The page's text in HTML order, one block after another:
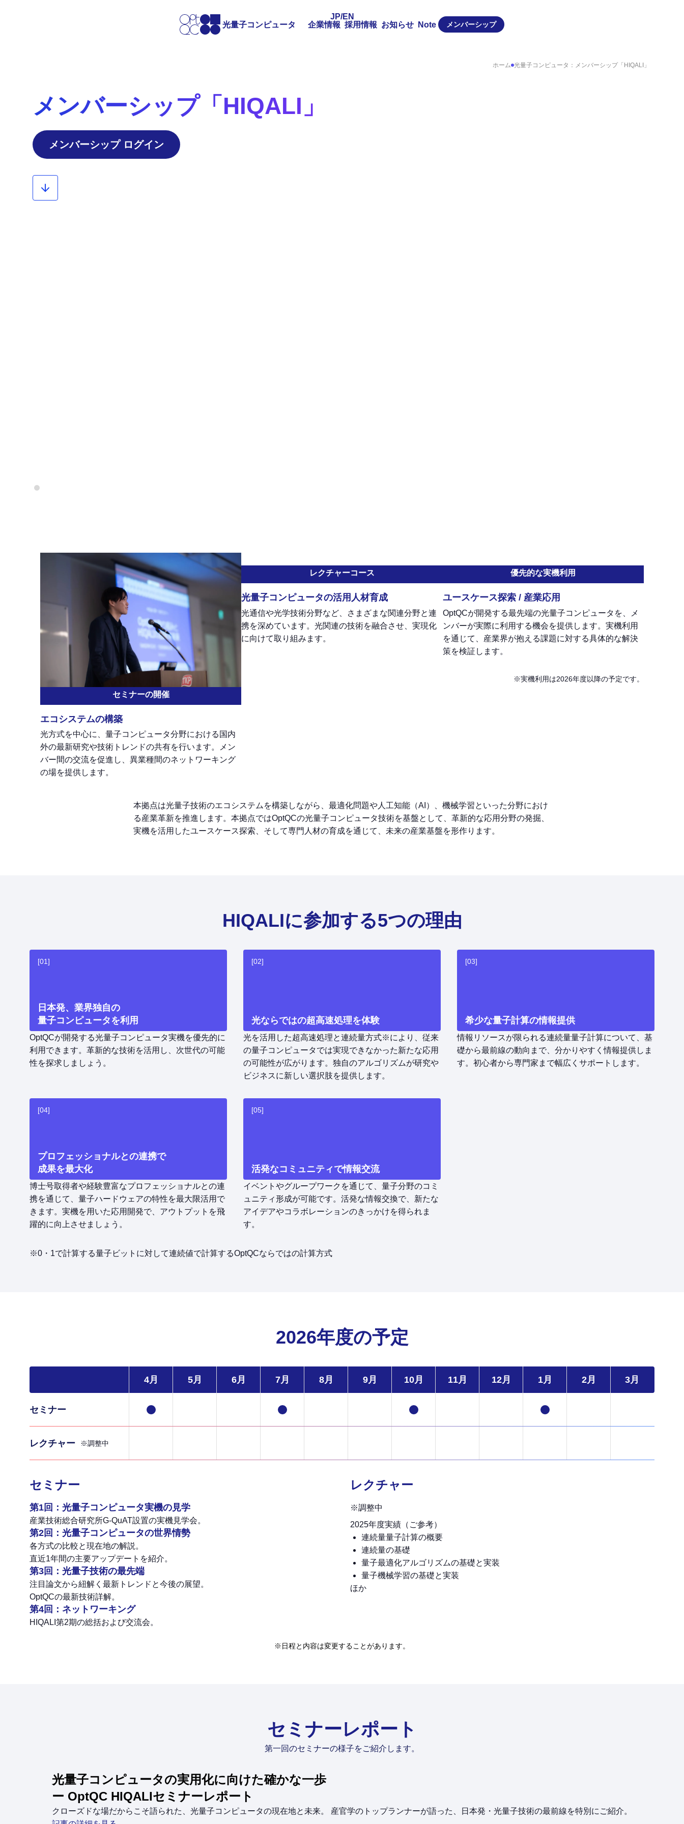
光量子コンピュータ 企業情報 採用情報 お知らせ Note メンバーシップ
JP/EN
ホーム 光量子コンピュータ：メンバーシップ「HIQALI」
メンバーシップ「HIQALI」
メンバーシップ ログイン
セミナーの開催
エコシステムの構築
光方式を中心に、量子コンピュータ分野における国内
外の最新研究や技術トレンドの共有を行います。メン
バー間の交流を促進し、異業種間のネットワーキング
の場を提供します。
レクチャーコース
光量子コンピュータの活用人材育成
光通信や光学技術分野など、さまざまな関連分野と連
携を深めています。光関連の技術を融合させ、実現化
に向けて取り組みます。
優先的な実機利用
ユースケース探索 / 産業応用
OptQCが開発する最先端の光量子コンピュータを、メ
ンバーが実際に利用する機会を提供します。実機利用
を通じて、産業界が抱える課題に対する具体的な解決
策を検証します。
※実機利用は2026年度以降の予定です。
本拠点は光量子技術のエコシステムを構築しながら、最適化問題や人工知能（AI）、機械学習といった分野におけ
る産業革新を推進します。本拠点ではOptQCの光量子コンピュータ技術を基盤として、革新的な応用分野の発掘、
実機を活用したユースケース探索、そして専門人材の育成を通じて、未来の産業基盤を形作ります。
HIQALIに参加する5つの理由
[01]
日本発、業界独自の
量子コンピュータを利用
OptQCが開発する光量子コンピュータ実機を優先的に
利用できます。革新的な技術を活用し、次世代の可能
性を探求しましょう。
[02]
光ならではの超高速処理を体験
光を活用した超高速処理と連続量方式※により、従来
の量子コンピュータでは実現できなかった新たな応用
の可能性が広がります。独自のアルゴリズムが研究や
ビジネスに新しい選択肢を提供します。
[03]
希少な量子計算の情報提供
情報リソースが限られる連続量量子計算について、基
礎から最前線の動向まで、分かりやすく情報提供しま
す。初心者から専門家まで幅広くサポートします。
[04]
プロフェッショナルとの連携で
成果を最大化
博士号取得者や経験豊富なプロフェッショナルとの連
携を通じて、量子ハードウェアの特性を最大限活用で
きます。実機を用いた応用開発で、アウトプットを飛
躍的に向上させましょう。
[05]
活発なコミュニティで情報交流
イベントやグループワークを通じて、量子分野のコミ
ュニティ形成が可能です。活発な情報交換で、新たな
アイデアやコラボレーションのきっかけを得られま
す。
※0・1で計算する量子ビットに対して連続値で計算するOptQCならではの計算方式
2026年度の予定
4月 5月 6月 7月 8月 9月 10月 11月 12月 1月 2月 3月
セミナー
レクチャー ※調整中
セミナー
第1回：光量子コンピュータ実機の見学
産業技術総合研究所G-QuAT設置の実機見学会。
第2回：光量子コンピュータの世界情勢
各方式の比較と現在地の解説。
直近1年間の主要アップデートを紹介。
第3回：光量子技術の最先端
注目論文から紐解く最新トレンドと今後の展望。
OptQCの最新技術詳解。
第4回：ネットワーキング
HIQALI第2期の総括および交流会。
レクチャー
※調整中
2025年度実績（ご参考）
連続量量子計算の概要
連続量の基礎
量子最適化アルゴリズムの基礎と実装
量子機械学習の基礎と実装
ほか
※日程と内容は変更することがあります。
セミナーレポート
第一回のセミナーの様子をご紹介します。
光量子コンピュータの実用化に向けた確かな一歩
ー OptQC HIQALIセミナーレポート
クローズドな場だからこそ語られた、光量子コンピュータの現在地と未来。 産官学のトップランナーが語った、日本発・光量子技術の最前線を特別にご紹介。